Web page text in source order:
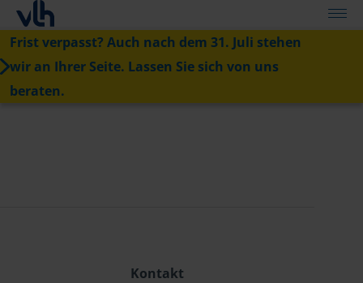
Frist verpasst? Auch nach dem 31. Juli stehen
wir an Ihrer Seite. Lassen Sie sich von uns
beraten.
Kontakt